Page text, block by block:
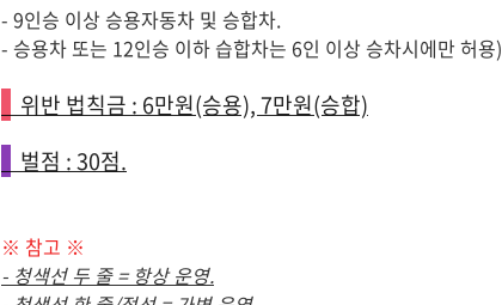
- 9인승 이상 승용자동차 및 승합차.
- 승용차 또는 12인승 이하 습합차는 6인 이상 승차시에만 허용)
위반 법칙금 : 6만원(승용), 7만원(승합)
벌점 : 30점.
※ 참고 ※
- 청색선 두 줄 = 항상 운영.